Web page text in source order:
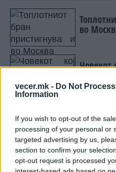
vecer.mk - Do Not
Information
If you wish to opt-out of the
processing of your personal or
targeted advertising by us,
section to confirm your
opt-out request is processed
во
Човекот
ЗАД
бидејќи сфаќаме
влијаат врз нас и
3.Фокус на
потребна